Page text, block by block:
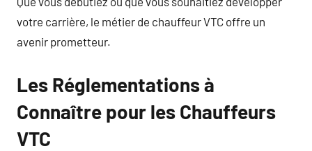
votre carrière, le métier de chauffeur VTC offre un
avenir prometteur.
Les Réglementations à
Connaître pour les Chauffeurs
VTC